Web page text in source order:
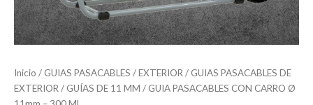
Inicio / GUIAS PASACABLES /EXTERIOR / GUIAS PASACABLES DE
EXTERIOR / GUÍAS DE 11 MM / GUIA PASACABLES CON CARRO Ø